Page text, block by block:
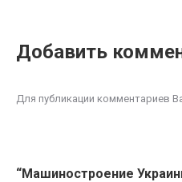
Добавить
Для публикации комментариев
“Машиностроение